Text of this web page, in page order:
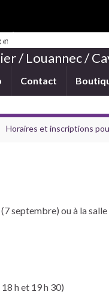
/ Louannec /
Contact
Horaires et inscriptions
(7 septembre) ou à la salle
h et 19 h 30)